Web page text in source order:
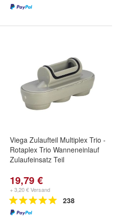
Viega Zulaufteil Multiplex Trio -
Rotaplex Trio Wanneneinlauf
Zulaufeinsatz Teil
19,79 €
+ 3,20 € Versand
238